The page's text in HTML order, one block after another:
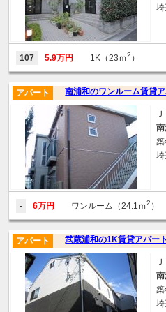
107 5.9万円 1K（23ｍ2 ）
南浦和のワンルーム賃貸
アパート
埼
- 6万円 ワンルーム（24.1ｍ2 ）
武蔵浦和の1K賃貸アパート
アパート
埼